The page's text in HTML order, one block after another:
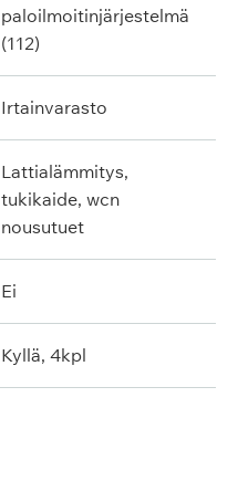
paloilmoitinjärjestelmä
(112)
irtainvarasto
lattialämmitys,
tukikaide, wcn
nousutuet
ei
kyllä, 4kpl